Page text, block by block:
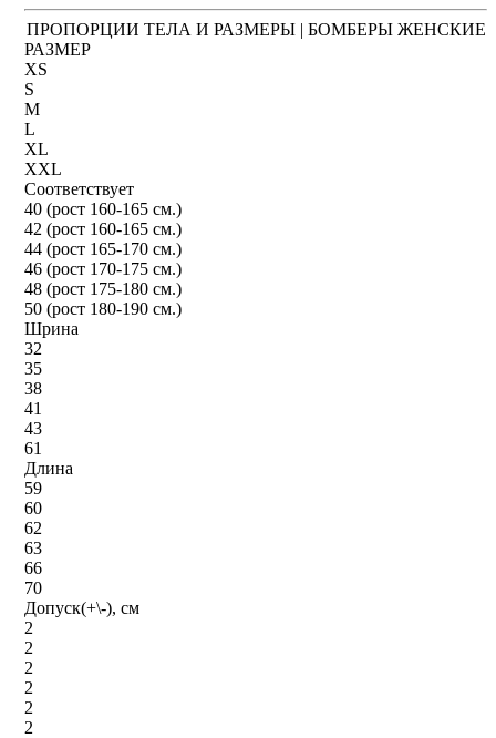
ПРОПОРЦИИ ТЕЛА И РАЗМЕРЫ | БОМБЕРЫ ЖЕНСКИЕ
РАЗМЕР
XS
S
M
L
XL
XXL
Соответствует
40 (рост 160-165 см.)
42 (рост 160-165 см.)
44 (рост 165-170 см.)
46 (рост 170-175 см.)
48 (рост 175-180 см.)
50 (рост 180-190 см.)
Шрина
32
35
38
41
43
61
Длина
59
60
62
63
66
70
Допуск(+\-), см
2
2
2
2
2
2